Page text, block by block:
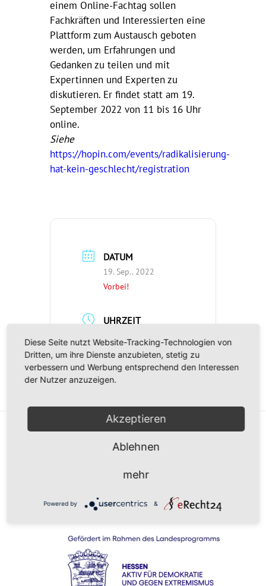
einem Online-Fachtag sollen
Fachkräften und Interessierten eine
Plattform zum Austausch geboten
werden, um Erfahrungen und
Gedanken zu teilen und mit
Expertinnen und Experten zu
diskutieren. Er findet statt am 19.
September 2022 von 11 bis 16 Uhr
online.
Siehe
https://hopin.com/events/radikalisierung-
hat-kein-geschlecht/registration
DATUM
19. Sep.. 2022
Vorbei!
UHRZEIT
11:00 - 16:00
Diese Seite nutzt Website-Tracking-Technologien von
Dritten, um ihre Dienste anzubieten, stetig zu
verbessern und Werbung entsprechend den Interessen
der Nutzer anzuzeigen.
Akzeptieren
Ablehnen
mehr
Powered by &